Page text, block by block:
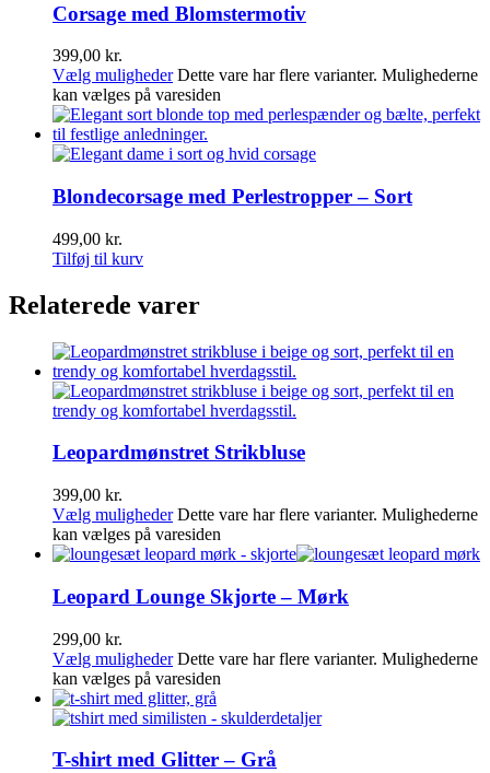
Corsage med Blomstermotiv
399,00 kr.
Vælg muligheder Dette vare har flere varianter. Mulighederne
kan vælges på varesiden
Blondecorsage med Perlestropper – Sort
499,00 kr.
Tilføj til kurv
Relaterede varer
Leopardmønstret Strikbluse
399,00 kr.
Vælg muligheder Dette vare har flere varianter. Mulighederne
kan vælges på varesiden
Leopard Lounge Skjorte – Mørk
299,00 kr.
Vælg muligheder Dette vare har flere varianter. Mulighederne
kan vælges på varesiden
T-shirt med Glitter – Grå